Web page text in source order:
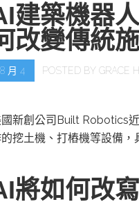
建築機器
改變傳統
8 月 4 POSTED BY GRACE
新創公司Built Robotics
挖土機、打樁機等設備，
將如何改